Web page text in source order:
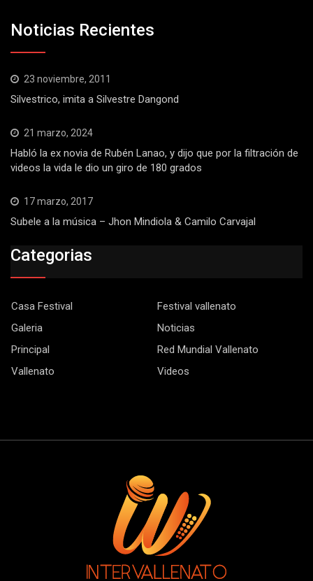
Noticias Recientes
23 noviembre, 2011
Silvestrico, imita a Silvestre Dangond
21 marzo, 2024
Habló la ex novia de Rubén Lanao, y dijo que por la filtración de
videos la vida le dio un giro de 180 grados
17 marzo, 2017
Subele a la música – Jhon Mindiola & Camilo Carvajal
Categorias
Casa Festival
Festival vallenato
Galeria
Noticias
Principal
Red Mundial Vallenato
Vallenato
Videos